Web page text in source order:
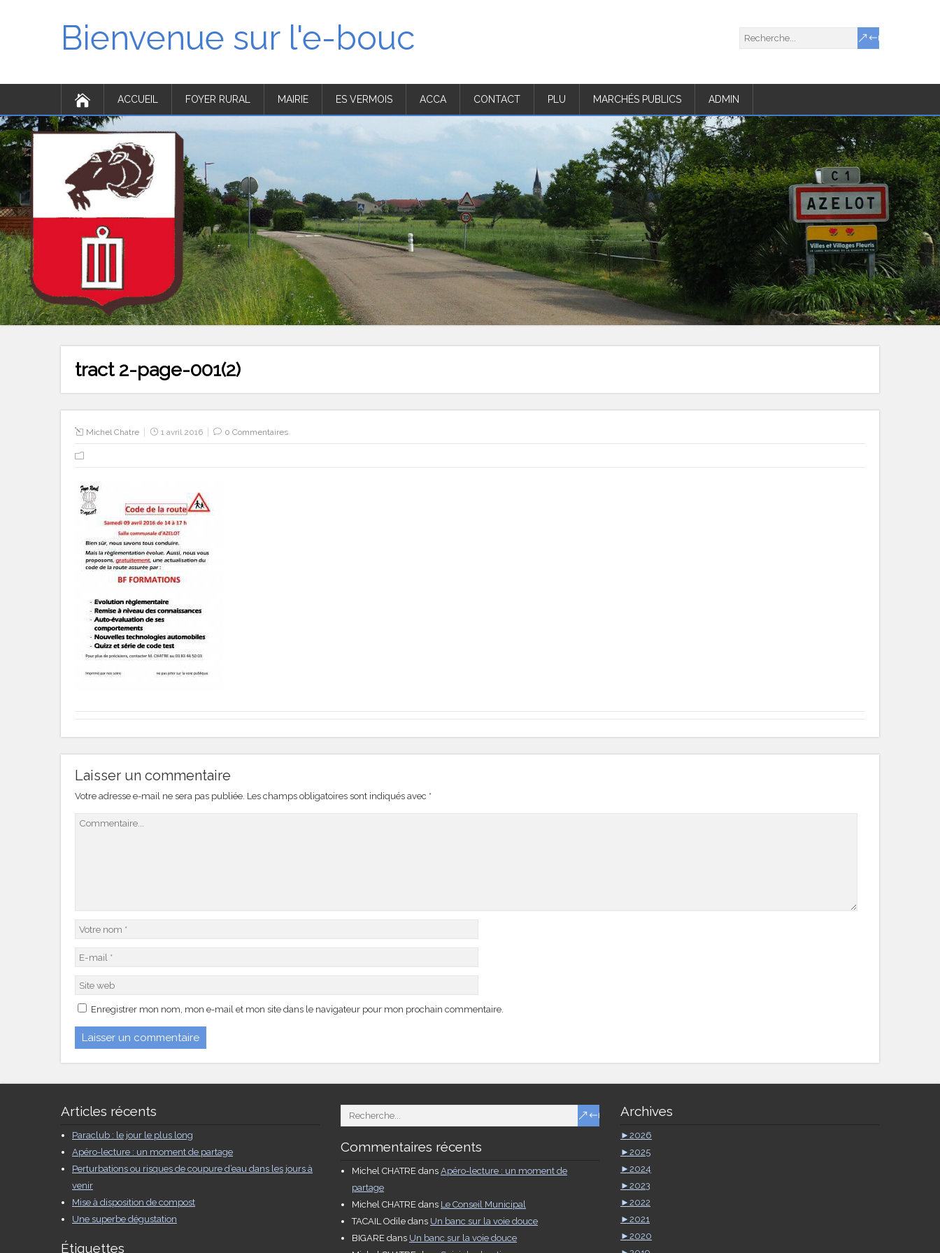
Bienvenue sur l'e-bouc
ACCUEIL FOYER RURAL MAIRIE ES VERMOIS ACCA CONTACT PLU MARCHÉS PUBLICS ADMIN
tract 2-page-001(2)
Michel Chatre 1 avril 2016 0 Commentaires
Laisser un commentaire
Votre adresse e-mail ne sera pas publiée. Les champs obligatoires sont indiqués avec *
Enregistrer mon nom, mon e-mail et mon site dans le navigateur pour mon prochain commentaire.
Articles récents
Paraclub : le jour le plus long
Apéro-lecture : un moment de partage
Perturbations ou risques de coupure d’eau dans les jours à
venir
Mise à disposition de compost
Une superbe dégustation
Étiquettes
Commentaires récents
Michel CHATRE dans Apéro-lecture : un moment de
partage
Michel CHATRE dans Le Conseil Municipal
TACAIL Odile dans Un banc sur la voie douce
BIGARE dans Un banc sur la voie douce
Archives
► 2026
► 2025
► 2024
► 2023
► 2022
► 2021
► 2020